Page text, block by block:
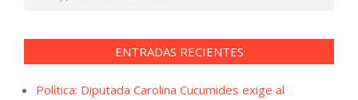
ENTRADAS RECIENTES
Política: Diputada Carolina Cucumides exige al